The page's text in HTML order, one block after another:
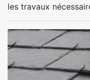
les travaux